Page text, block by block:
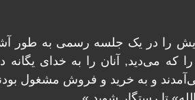
در یک جلسه رسمی به طور
که می‌دید, آنان را به خدای
و به خرید و فروش مشغول